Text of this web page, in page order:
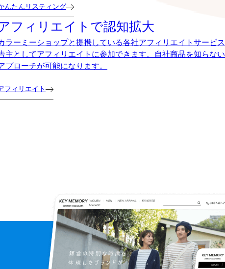
んたんリスティング
フィリエイトで認知拡大
ラーミーショップと提携している各社アフィリエイトサービ
主としてアフィリエイトに参加できます。自社商品を知らな
プローチが可能になります。
フィリエイト